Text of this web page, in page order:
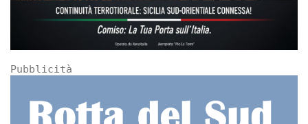
Pubblicità